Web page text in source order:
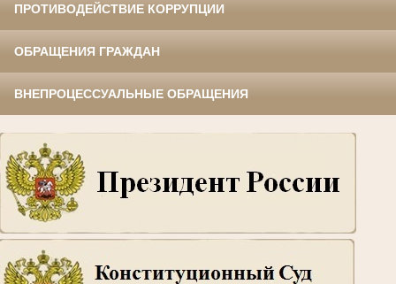
ПРОТИВОДЕЙСТВИЕ КОРРУПЦИИ
ОБРАЩЕНИЯ ГРАЖДАН
ВНЕПРОЦЕССУАЛЬНЫЕ ОБРАЩЕНИЯ